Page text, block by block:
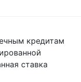
кредитам
ставка